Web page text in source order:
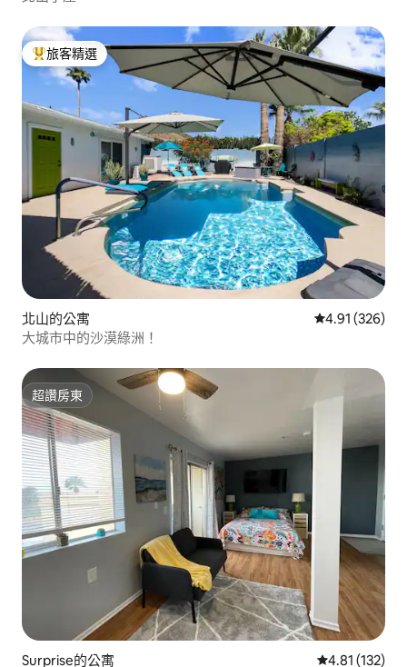
旅客精選榜首
旅客精選
北山的公寓 從 326 則評價
4.91 (326)
大城市中的沙漠綠洲！
超讚房東
超讚房東
Surprise的公寓 從 132 則評價
4.81 (132)